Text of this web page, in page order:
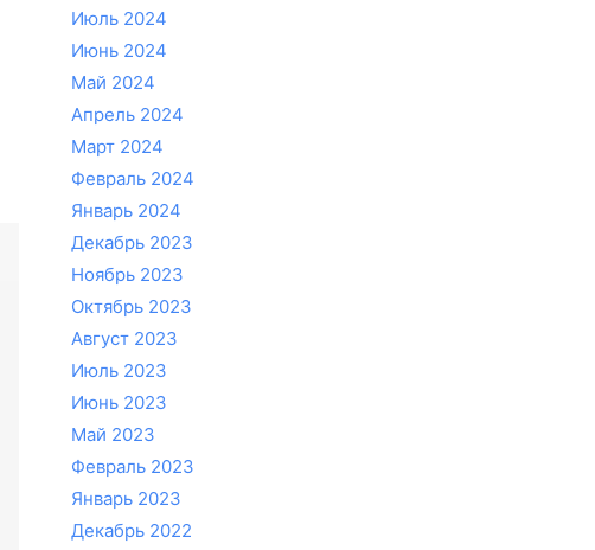
Июль 2024
Июнь 2024
Май 2024
Апрель 2024
Март 2024
Февраль 2024
Январь 2024
Декабрь 2023
Ноябрь 2023
Октябрь 2023
Август 2023
Июль 2023
Июнь 2023
Май 2023
Февраль 2023
Январь 2023
Декабрь 2022